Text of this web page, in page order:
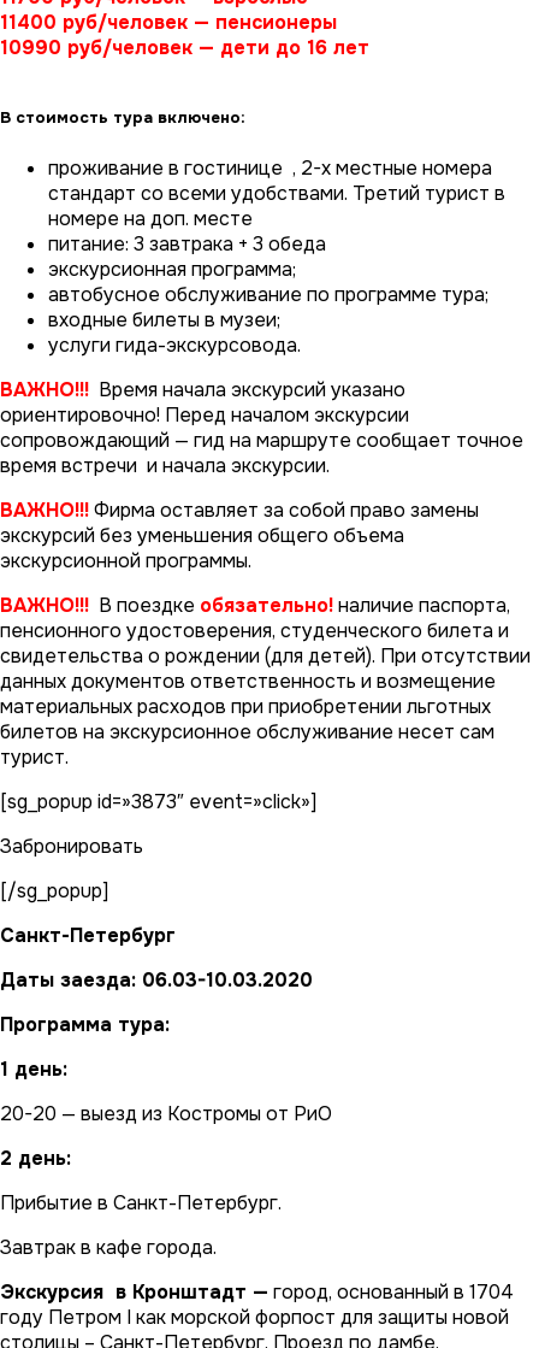
11400 руб/человек — пенсионеры
10990 руб/человек — дети до 16 лет
В стоимость тура включено:
проживание в гостинице , 2-х местные номера
стандарт со всеми удобствами. Третий турист в
номере на доп. месте
питание: 3 завтрака + 3 обеда
экскурсионная программа;
автобусное обслуживание по программе тура;
входные билеты в музеи;
услуги гида-экскурсовода.
ВАЖНО!!! Время начала экскурсий указано
ориентировочно! Перед началом экскурсии
сопровождающий — гид на маршруте сообщает точное
время встречи и начала экскурсии.
ВАЖНО!!!Фирма оставляет за собой право замены
экскурсий без уменьшения общего объема
экскурсионной программы.
ВАЖНО!!! В поездке обязательно!наличие паспорта,
пенсионного удостоверения, студенческого билета и
свидетельства о рождении (для детей). При отсутствии
данных документов ответственность и возмещение
материальных расходов при приобретении льготных
билетов на экскурсионное обслуживание несет сам
турист.
[sg_popup id=»3873″ event=»click»]
Забронировать
[/sg_popup]
Санкт-Петербург
Даты заезда: 06.03-10.03.2020
Программа тура:
1 день:
20-20 — выезд из Костромы от РиО
2 день:
Прибытие в Санкт-Петербург.
Завтрак в кафе города.
Экскурсия в Кронштадт — город, основанный в 1704
году Петром I как морской форпост для защиты новой
столицы – Санкт-Петербург. Проезд по дамбе,